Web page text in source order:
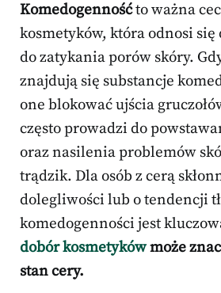
Komedogennośćto ważna
kosmetyków, która odnosi się
do zatykania porów skóry.
znajdują się substancje
one blokować ujścia
często prowadzi do
oraz nasilenia problemów
trądzik. Dla osób z cerą
dolegliwości lub o tendencji
komedogenności jest
dobór kosmetykówmoże
stan cery.